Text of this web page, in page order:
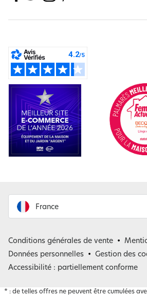
France
Belgique
Conditions générales de vente
Données personnelles
Gestion des
Accessibilité : partiellement conforme
* : de telles offres ne peuvent être cumulées